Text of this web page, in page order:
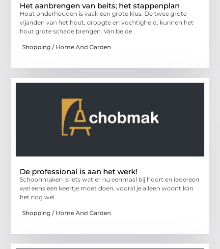
Het aanbrengen van beits; het stappenplan
Hout onderhouden is vaak een grote klus. De twee grote
vijanden van het hout, droogte en vochtigheid, kunnen het
hout grote schade brengen. Van beide
Shopping / Home And Garden
De professional is aan het werk!
Schoonmaken is iets wat er nu eenmaal bij hoort en iedereen
wel eens een keertje moet doen, vooral je alleen woont kan
het nog wel
Shopping / Home And Garden